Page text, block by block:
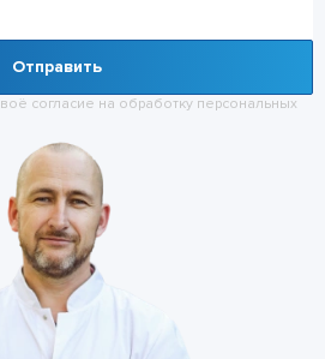
Отправить
согласие на обработку персональных